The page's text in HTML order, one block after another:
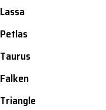
Lassa
Petlas
Taurus
Falken
Triangle